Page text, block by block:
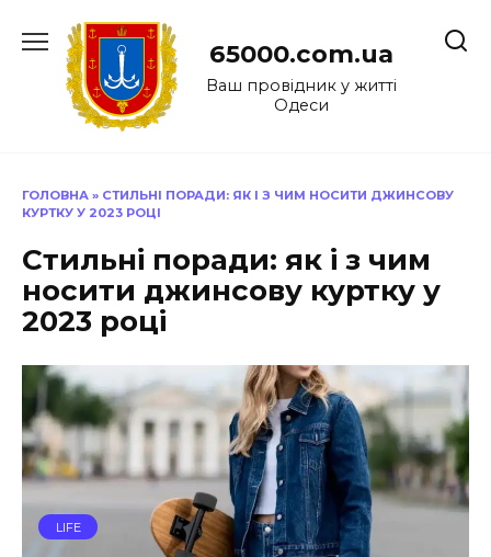
до
65000.com.ua
Ваш провідник у житті
Одеси
ГОЛОВНА » СТИЛЬНІ ПОРАДИ: ЯК І З ЧИМ НОСИТИ ДЖИНСОВУ
КУРТКУ У 2023 РОЦІ
Стильні поради: як і з чим
носити джинсову куртку у
2023 році
LIFE